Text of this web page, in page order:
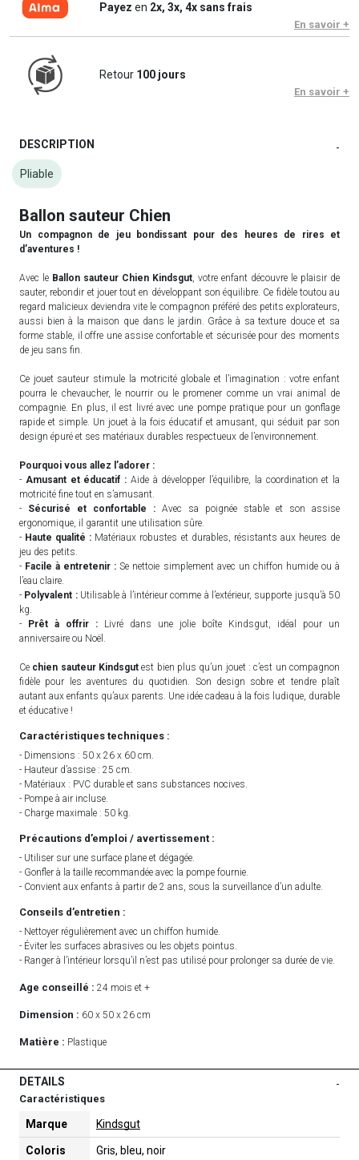
Payez en 2x, 3x, 4x sans frais
En savoir +
Retour 100 jours
En savoir +
DESCRIPTION -
Pliable
Ballon sauteur Chien
Un compagnon de jeu bondissant pour des heures de rires et
d’aventures !
Avec le Ballon sauteur Chien Kindsgut , votre enfant découvre le plaisir de
sauter, rebondir et jouer tout en développant son équilibre. Ce fidèle toutou au
regard malicieux deviendra vite le compagnon préféré des petits explorateurs,
aussi bien à la maison que dans le jardin. Grâce à sa texture douce et sa
forme stable, il offre une assise confortable et sécurisée pour des moments
de jeu sans fin.
Ce jouet sauteur stimule la motricité globale et l’imagination : votre enfant
pourra le chevaucher, le nourrir ou le promener comme un vrai animal de
compagnie. En plus, il est livré avec une pompe pratique pour un gonflage
rapide et simple. Un jouet à la fois éducatif et amusant, qui séduit par son
design épuré et ses matériaux durables respectueux de l’environnement.
Pourquoi vous allez l’adorer :
- Amusant et éducatif : Aide à développer l’équilibre, la coordination et la
motricité fine tout en s’amusant.
- Sécurisé et confortable : Avec sa poignée stable et son assise
ergonomique, il garantit une utilisation sûre.
- Haute qualité : Matériaux robustes et durables, résistants aux heures de
jeu des petits.
- Facile à entretenir : Se nettoie simplement avec un chiffon humide ou à
l’eau claire.
- Polyvalent :Utilisable à l’intérieur comme à l’extérieur, supporte jusqu’à 50
kg.
- Prêt à offrir : Livré dans une jolie boîte Kindsgut, idéal pour un
anniversaire ou Noël.
Ce chien sauteur Kindsgut est bien plus qu’un jouet : c’est un compagnon
fidèle pour les aventures du quotidien. Son design sobre et tendre plaît
autant aux enfants qu’aux parents. Une idée cadeau à la fois ludique, durable
et éducative !
Caractéristiques techniques :
- Dimensions : 50 x 26 x 60 cm.
- Hauteur d’assise : 25 cm.
- Matériaux : PVC durable et sans substances nocives.
- Pompe à air incluse.
- Charge maximale : 50 kg.
Précautions d’emploi / avertissement :
- Utiliser sur une surface plane et dégagée.
- Gonfler à la taille recommandée avec la pompe fournie.
- Convient aux enfants à partir de 2 ans, sous la surveillance d’un adulte.
Conseils d’entretien :
- Nettoyer régulièrement avec un chiffon humide.
- Éviter les surfaces abrasives ou les objets pointus.
- Ranger à l’intérieur lorsqu’il n’est pas utilisé pour prolonger sa durée de vie.
Age conseillé : 24 mois et +
Dimension : 60 x 50 x 26 cm
Matière : Plastique
DETAILS -
Caractéristiques
Marque Kindsgut
Coloris Gris, bleu, noir